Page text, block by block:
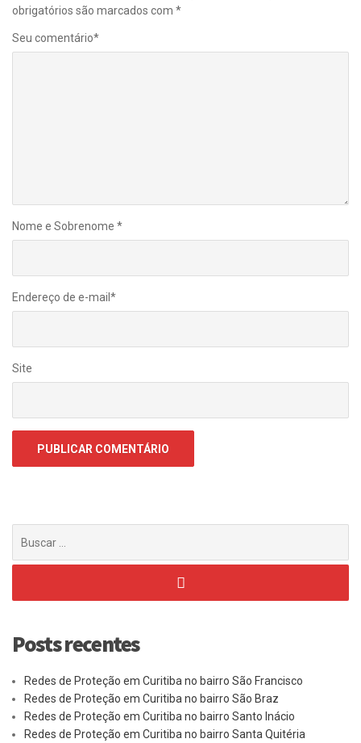
obrigatórios são marcados com *
Seu comentário*
Nome e Sobrenome *
Endereço de e-mail *
Site
por:
Posts recentes
Redes de Proteção em Curitiba no bairro São Francisco
Redes de Proteção em Curitiba no bairro São Braz
Redes de Proteção em Curitiba no bairro Santo Inácio
Redes de Proteção em Curitiba no bairro Santa Quitéria